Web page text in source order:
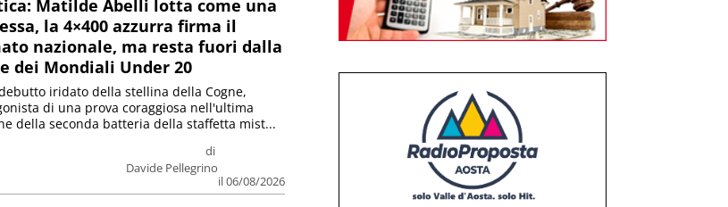
Matilde Abelli lotta come una
la 4×400 azzurra firma il
nazionale, ma resta fuori dalla
dei Mondiali Under 20
di
Davide Pellegrino
il 06/08/2026
iridato della stellina della Cogne,
di una prova coraggiosa nell'ultima
della seconda batteria della staffetta mist...